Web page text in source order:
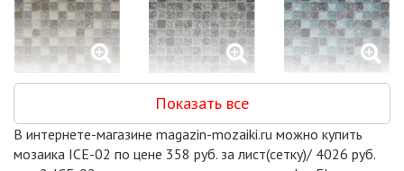
СС 142
7039 руб. / кв.м.
СС 149
300x300
7039 руб. / кв.м.
СС 164
7039 руб. / кв.м.
Показать все
В интернете-магазине magazin-mozaiki.ru можно купить
мозаика ICE-02 по цене 358 руб. за лист(сетку)/ 4026 руб.